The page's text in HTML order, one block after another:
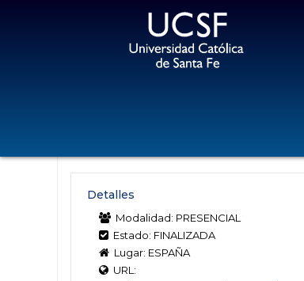
Fundación Botín en
Detalles
Modalidad: PRESENCIAL
Estado: FINALIZADA
Lugar: ESPAÑA
URL: